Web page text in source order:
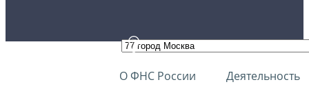
О ФНС России Деятельность